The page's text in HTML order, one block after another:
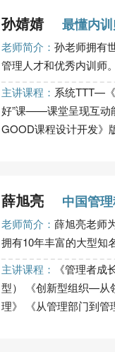
孙婧婧 最懂内
老师简介： 孙老师拥有
管理人才和优秀内训师
主讲课程： 系统TTT—
好”课——课堂呈现互动
GOOD课程设计开发》
薛旭亮 中国管
老师简介： 薛旭亮老师
拥有10年丰富的大型知
主讲课程：
《管理者
型） 《创新型组织—从
理》 《从管理部门到管